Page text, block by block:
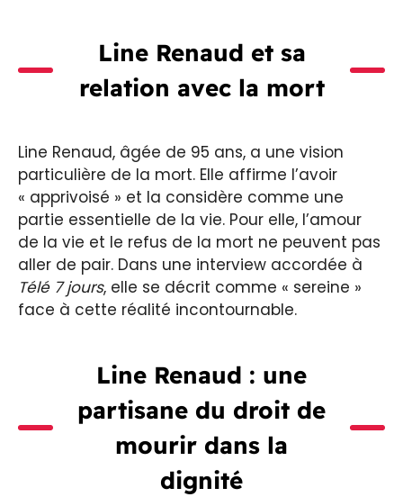
Line Renaud et sa
relation avec la mort
Line Renaud, âgée de 95 ans, a une vision
particulière de la mort. Elle affirme l’avoir
« apprivoisé » et la considère comme une
partie essentielle de la vie. Pour elle, l’amour
de la vie et le refus de la mort ne peuvent pas
aller de pair. Dans une interview accordée à
Télé 7 jours, elle se décrit comme « sereine »
face à cette réalité incontournable.
Line Renaud : une
partisane du droit de
mourir dans la
dignité